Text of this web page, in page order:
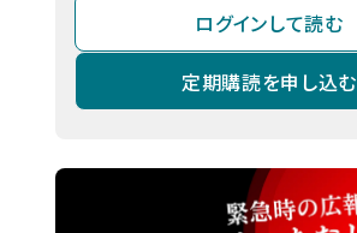
ログインして読む
定期購読を申し込む